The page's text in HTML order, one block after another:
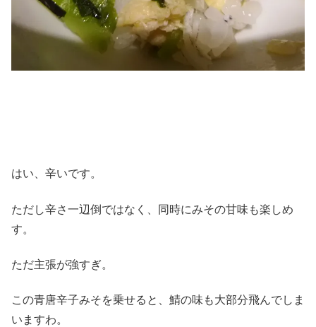
はい、辛いです。
ただし辛さ一辺倒ではなく、同時にみその甘味も楽しめ
す。
ただ主張が強すぎ。
この青唐辛子みそを乗せると、鯖の味も大部分飛んでしま
いますわ。